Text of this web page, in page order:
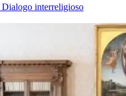
Dialogo interreligioso